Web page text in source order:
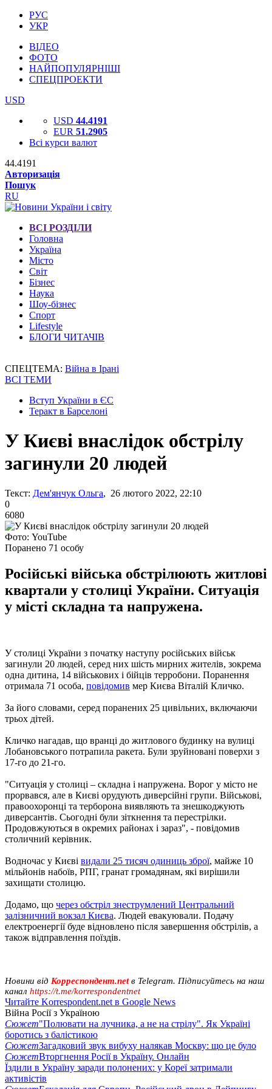
РУС
УКР
ВІДЕО
ФОТО
НАЙПОПУЛЯРНІШІ
СПЕЦПРОЕКТИ
USD
USD 44.4191
EUR 51.2905
Всі курси валют
44.4191
Авторизація
Пошук
RU
ВСІ РОЗДІЛИ
Головна
Україна
Місто
Світ
Бізнес
Наука
Шоу-бізнес
Спорт
Lifestyle
БЛОГИ ЧИТАЧІВ
СПЕЦТЕМА: Війна в Ірані
ВСІ ТЕМИ
Вступ України в ЄС
Теракт в Барселоні
У Києві внаслідок обстрілу
загинули 20 людей
Текст: Дем'янчук Ольга, 26 лютого 2022, 22:10
0
6080
Фото: YouTube
Поранено 71 особу
Російські війська обстрілюють житлові
квартали у столиці України. Ситуація
у місті складна та напружена.
У столиці України з початку наступу російських військ
загинули 20 людей, серед них шість мирних жителів, зокрема
одна дитина, 14 військових і бійців терробони. Поранення
отримала 71 особа, повідомив мер Києва Віталій Кличко.
За його словами, серед поранених 25 цивільних, включаючи
трьох дітей.
Кличко нагадав, що вранці до житлового будинку на вулиці
Лобановського потрапила ракета. Були зруйновані поверхи з
17-го до 21-го.
"Ситуація у столиці – складна і напружена. Ворог у місто не
прорвався, але в Києві орудують диверсійні групи. Військові,
правоохоронці та терборона виявляють та знешкоджують
диверсантів. Сьогодні були зіткнення та перестрілки.
Продовжуються в окремих районах і зараз", - повідомив
столичний керівник.
Водночас у Києві видали 25 тисяч одиниць зброї, майже 10
мільйонів набоїв, РПГ, гранат громадянам, які вирішили
захищати столицю.
Додамо, що через обстріл знеструмлений Центральний
залізничний вокзал Києва. Людей евакуювали. Подачу
електроенергії буде відновлено після завершення обстрілів, а
також відправлення поїздів.
Новини від Корреспондент.netв Telegram. Підписуйтесь на наш
канал https://t.me/korrespondentnet
Читайте Korrespondent.net в Google News
Війна Росії з Україною
Сюжет"Полювати на лучника, а не на стрілу". Як Україні
боротись з балістикою
СюжетЗагадковий звук вибуху налякав Москву: що це було
СюжетВторгнення Росії в Україну. Онлайн
Їздили в Україну заради полонених: у Кореї затримали
активістів